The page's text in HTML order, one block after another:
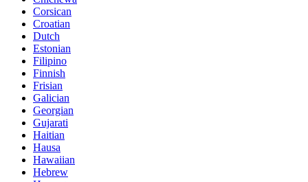
Corsican
Croatian
Dutch
Estonian
Filipino
Finnish
Frisian
Galician
Georgian
Gujarati
Haitian
Hausa
Hawaiian
Hebrew